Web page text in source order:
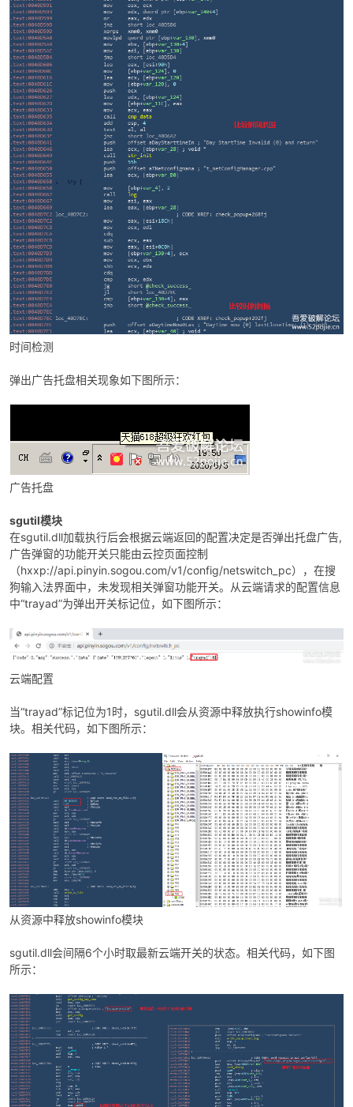
时间检测
弹出广告托盘相关现象如下图所示：
广告托盘
sgutil模块
在sgutil.dll加载执行后会根据云端返回的配置决定是否弹出托盘广告,
广告弹窗的功能开关只能由云控页面控制
（hxxp://api.pinyin.sogou.com/v1/config/netswitch_pc），在搜
狗输入法界面中，未发现相关弹窗功能开关。从云端请求的配置信息
中“trayad”为弹出开关标记位，如下图所示：
云端配置
当“trayad”标记位为1时，sgutil.dll会从资源中释放执行showinfo模
块。相关代码，如下图所示：
从资源中释放showinfo模块
sgutil.dll会间隔6个小时取最新云端开关的状态。相关代码，如下图
所示：